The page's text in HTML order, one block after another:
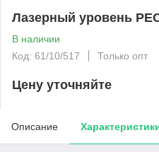
Лазерный уровень
В наличии
Код: 61/10/517
Только опт
Цену уточняйте
Описание